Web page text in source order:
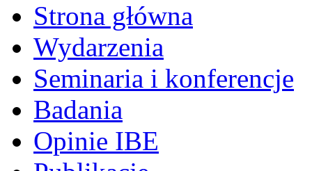
Strona główna
Wydarzenia
Seminaria i konferencje
Badania
Opinie IBE